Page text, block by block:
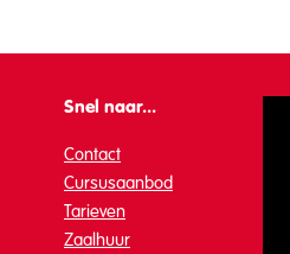
Snel naar...
Contact
Cursusaanbod
Tarieven
Zaalhuur